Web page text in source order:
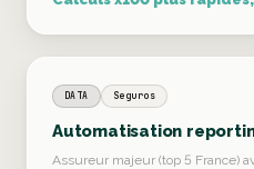
DATA Seguros
Automatisation
Assureur majeur (top 5 France)